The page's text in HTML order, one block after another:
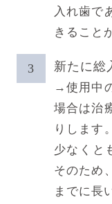
入れ歯で
きること
新たに総
→使用中
場合は治
りします
少なくと
そのため
までに長